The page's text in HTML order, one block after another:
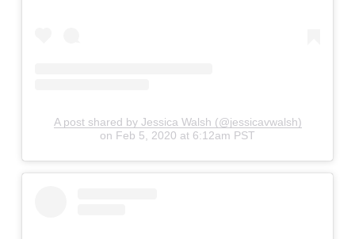
A post shared by Jessica Walsh (@jessicavwalsh)
on Feb 5, 2020 at 6:12am PST